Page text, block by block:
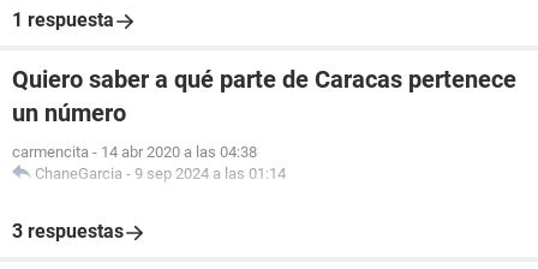
1 respuesta
Quiero saber a qué parte de Caracas pertenece
un número
carmencita - 14 abr 2020 a las 04:38
ChaneGarcia - 9 sep 2024 a las 01:14
3 respuestas